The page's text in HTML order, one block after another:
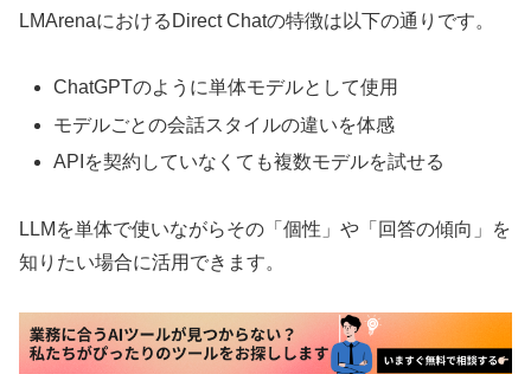
LMArenaにおけるDirect Chatの特徴は以下の通りです。
ChatGPTのように単体モデルとして使用
モデルごとの会話スタイルの違いを体感
APIを契約していなくても複数モデルを試せる
LLMを単体で使いながらその「個性」や「回答の傾向」を
知りたい場合に活用できます。